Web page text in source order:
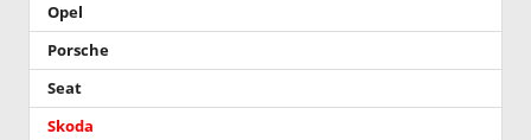
Opel
Porsche
Seat
Skoda